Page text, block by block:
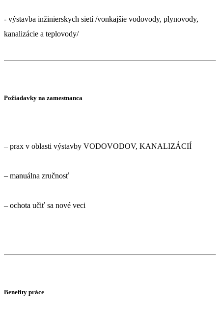
​- výstavba inžinierskych sietí /vonkajšie vodovody, plynovody,
kanalizácie a teplovody/​
Požiadavky na zamestnanca
– prax v oblasti výstavby VODOVODOV, KANALIZÁCIÍ
– manuálna zručnosť
– ochota učiť sa nové veci
Benefity práce